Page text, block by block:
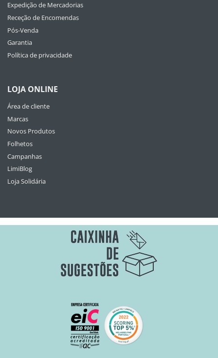
Expedição de Mercadorias
Receção de Encomendas
Pós-Venda
Garantia
Política de privacidade
LOJA ONLINE
Área de cliente
Marcas
Novos Produtos
Folhetos
Campanhas
LimiBlog
Loja Solidária